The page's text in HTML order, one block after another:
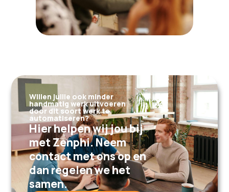
Willen jullie ook minder
handmatig werk uitvoeren
door dit soort werk te
automatiseren?
Hier helpen wij jou bij
met Zenphi. Neem
contact met ons op en
dan regelen we het
samen.